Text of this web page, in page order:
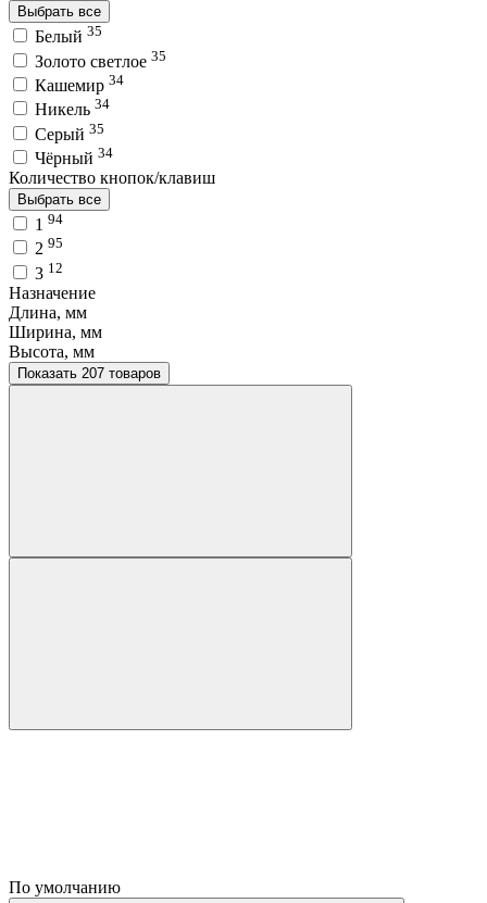
Выбрать все
Белый 35
Золото светлое 35
Кашемир 34
Никель 34
Серый 35
Чёрный 34
Количество кнопок/клавиш
Выбрать все
1 94
2 95
3 12
Назначение
Длина, мм
Ширина, мм
Высота, мм
Показать 207 товаров
По умолчанию